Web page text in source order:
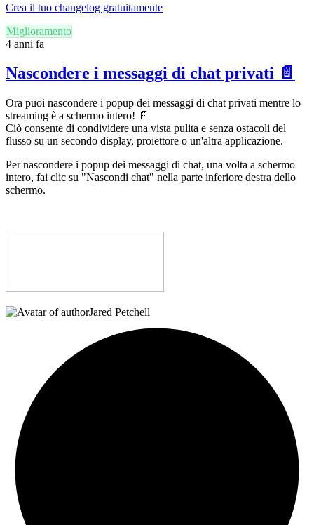
Crea il tuo changelog gratuitamente
Miglioramento
4 anni fa
Nascondere i messaggi di chat privati 📄
Ora puoi nascondere i popup dei messaggi di chat privati mentre lo
streaming è a schermo intero! 📄
Ciò consente di condividere una vista pulita e senza ostacoli del
flusso su un secondo display, proiettore o un'altra applicazione.
Per nascondere i popup dei messaggi di chat, una volta a schermo
intero, fai clic su "Nascondi chat" nella parte inferiore destra dello
schermo.
Jared Petchell